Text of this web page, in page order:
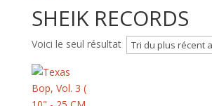
SHEIK RECORDS
Voici le seul résultat